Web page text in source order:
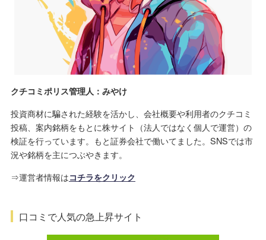
クチコミポリス管理人：みやけ
投資商材に騙された経験を活かし、会社概要や利用者のクチコミ
投稿、案内銘柄をもとに株サイト（法人ではなく個人で運営）の
検証を行っています。もと証券会社で働いてました。SNSでは市
況や銘柄を主につぶやきます。
⇒運営者情報はコチラをクリック
口コミで人気の急上昇サイト